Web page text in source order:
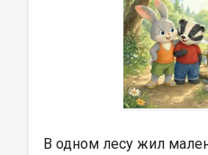
В одном лесу жил